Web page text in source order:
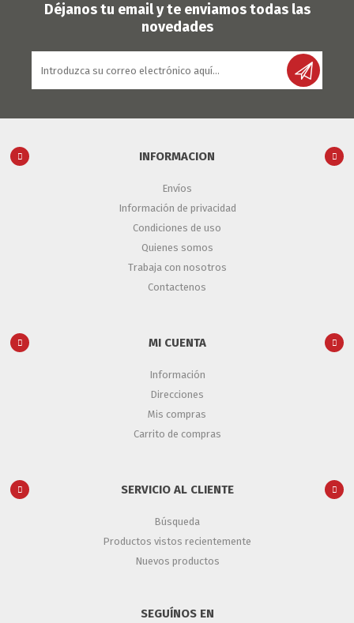
Déjanos tu email y te enviamos todas las
novedades
INFORMACION
Envíos
Información de privacidad
Condiciones de uso
Quienes somos
Trabaja con nosotros
Contactenos
MI CUENTA
Información
Direcciones
Mis compras
Carrito de compras
SERVICIO AL CLIENTE
Búsqueda
Productos vistos recientemente
Nuevos productos
SEGUÍNOS EN